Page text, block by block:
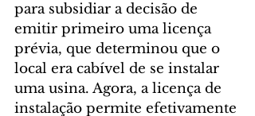
para subsidiar a decisão de
emitir primeiro uma licença
prévia, que determinou que o
local era cabível de se instalar
uma usina. Agora, a licença de
instalação permite efetivamente